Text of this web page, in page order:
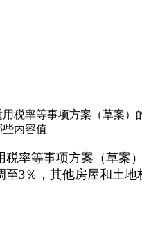
税率等事项方案（草案
内容值
率等事项方案（草案）
3％，其他房屋和土地